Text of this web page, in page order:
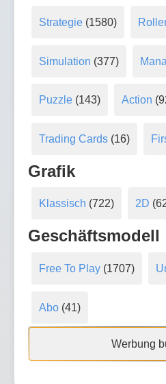
Strategie(1580)
Simulation (377)
Puzzle(143) Action
Trading Cards(16)
Grafik
Klassisch (722) 2D
Geschäftsmodell
Free To Play(1707)
Abo(41)
Werbung